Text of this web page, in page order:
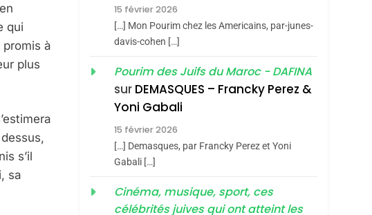
qui
à
plus
s’il
sa
Zrihen-Dvir
Hadida
JUDAISME
Maroc : Les Amandes
De Tafraout, Le Miel
De Tadla Azilal
Du Terroir
15 février 2026
[…] Mon Pourim chez les Americains, par-junes-
davis-cohen […]
Pourim des Juifs du Maroc - DAFINA
sur DEMASQUES – Francky Perez &
Yoni Gabali
15 février 2026
[…] Demasques, par Francky Perez et Yoni
Gabali […]
Cinéma, musique, sport, ces
célébrités juives qui ont atteint les
Produits Du